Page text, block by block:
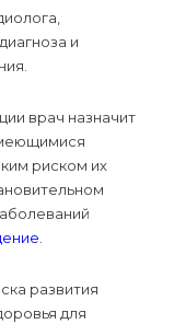
и
врач назначит
риском их
развития
для